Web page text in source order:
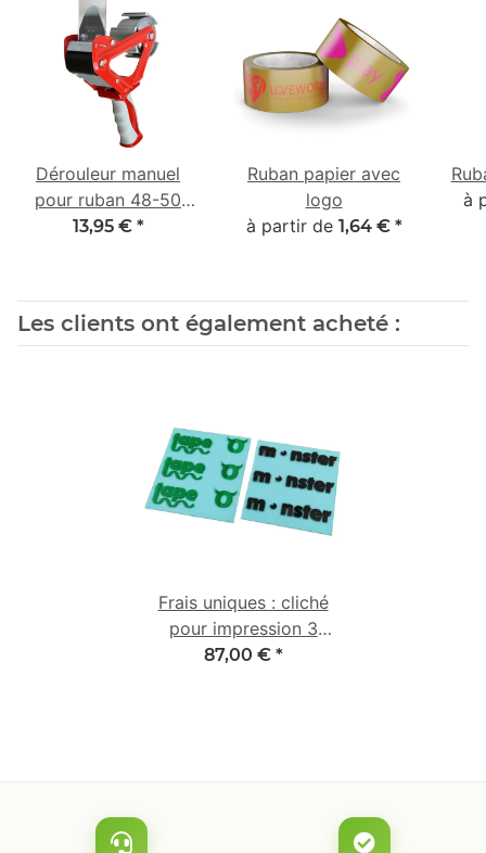
Dérouleur manuel
pour ruban 48-50
mm avec poignée 2K
13,95 € *
Ruban papier avec
logo
à partir de 1,64 € *
à
Les clients ont également acheté :
Frais uniques : cliché
pour impression 3
couleurs
87,00 € *